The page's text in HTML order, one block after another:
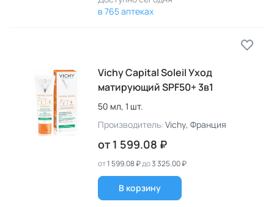
в 765 аптеках
Vichy Capital Soleil Уход
матирующий SPF50+ 3в1
50 мл, 1 шт.
Производитель: Vichy, Франция
от 1 599.08 ₽
от1 599.08 ₽до3 325.00 ₽
В корзину